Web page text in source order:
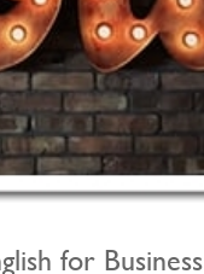
for Business